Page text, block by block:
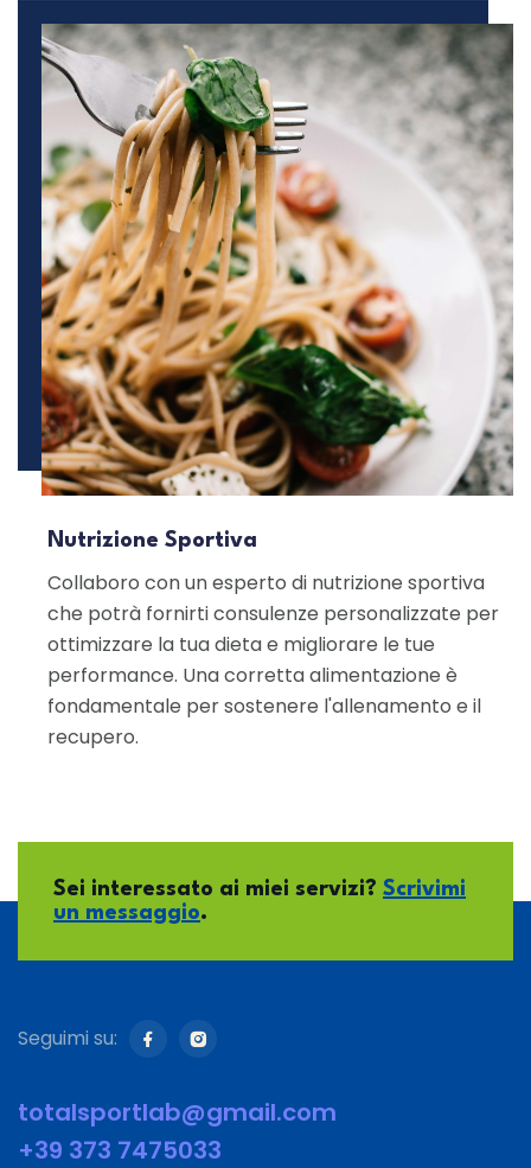
Nutrizione Sportiva
Collaboro con un esperto di nutrizione sportiva
che potrà fornirti consulenze personalizzate per
ottimizzare la tua dieta e migliorare le tue
performance. Una corretta alimentazione è
fondamentale per sostenere l'allenamento e il
recupero.
Sei interessato ai miei servizi? Scrivimi
un messaggio.
Seguimi su:
totalsportlab@gmail.com
+39 373 7475033